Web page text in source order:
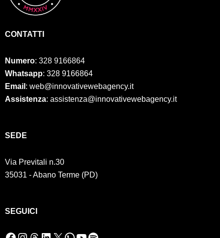
CONTATTI
Numero: 328 9166864
Whatsapp: 328 9166864
Email : web@innovativewebagency.it
Assistenza: assistenza@innovativewebagency.it
SED E
Via Previtali n.30
35031 - Abano Terme (PD)
SEGUICI